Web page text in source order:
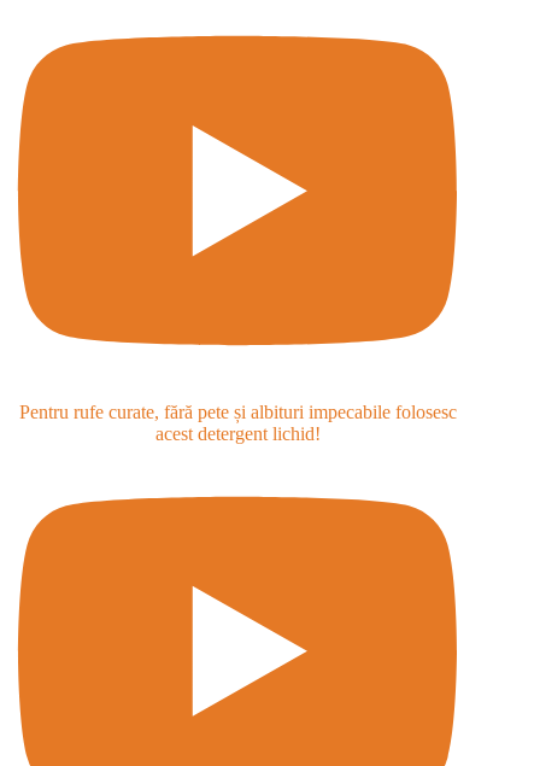
Pentru rufe curate, fără pete și albituri impecabile folosesc
acest detergent lichid!